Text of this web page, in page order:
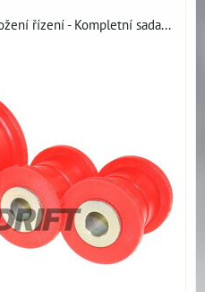
řízení - Kompletní sada...